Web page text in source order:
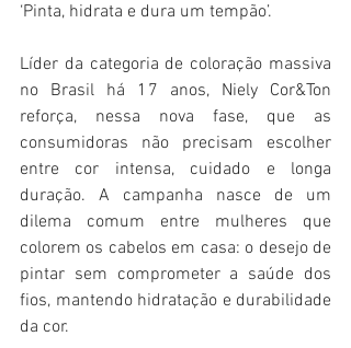
‘Pinta, hidrata e dura um tempão’.
Líder da categoria de coloração massiva
no Brasil há 17 anos, Niely Cor&Ton
reforça, nessa nova fase, que as
consumidoras não precisam escolher
entre cor intensa, cuidado e longa
duração. A campanha nasce de um
dilema comum entre mulheres que
colorem os cabelos em casa: o desejo de
pintar sem comprometer a saúde dos
fios, mantendo hidratação e durabilidade
da cor.